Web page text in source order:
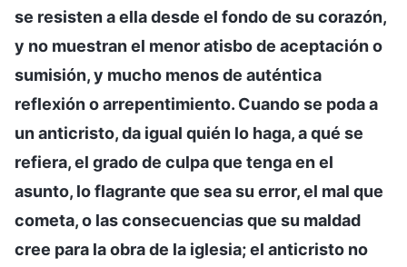
se resisten a ella desde el fondo de su corazón,
y no muestran el menor atisbo de aceptación o
sumisión, y mucho menos de auténtica
reflexión o arrepentimiento. Cuando se poda a
un anticristo, da igual quién lo haga, a qué se
refiera, el grado de culpa que tenga en el
asunto, lo flagrante que sea su error, el mal que
cometa, o las consecuencias que su maldad
cree para la obra de la iglesia; el anticristo no